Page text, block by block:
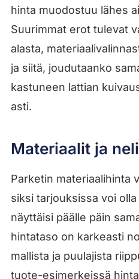
hinta muodostuu lähes
Suurimmat erot tulevat
alasta,
ja siitä, joudutaanko
kastuneen lattian
asti.
Materiaalit ja
Parketin materiaalihinta
siksi tarjouksissa voi
näyttäisi päälle päin
hintataso on karkeasti
mallista ja puulajista
tuote-esimerkeissä